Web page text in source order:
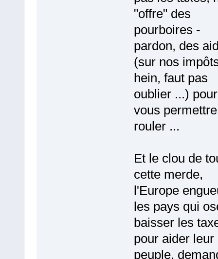
"offre" des
pourboires -
pardon, des
(sur nos
hein, faut pas
oublier ...) pour
vous
rouler ...
Et le clou de
cette merde,
l'Europe
les pays qui
baisser les
pour aider leur
peuple,